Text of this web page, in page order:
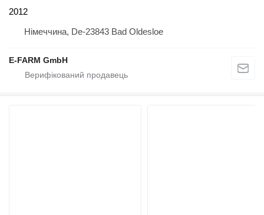
2012
Німеччина, De-23843 Bad Oldesloe
E-FARM GmbH